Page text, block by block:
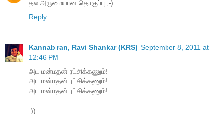
தல அருமையான தொகுப்பு ;-)
Reply
Kannabiran, Ravi Shankar (KRS) September 8, 2011 at
12:46 PM
அட மன்மதன் ரட்சிக்கணும்!
அட மன்மதன் ரட்சிக்கணும்!
அட மன்மதன் ரட்சிக்கணும்!
:))